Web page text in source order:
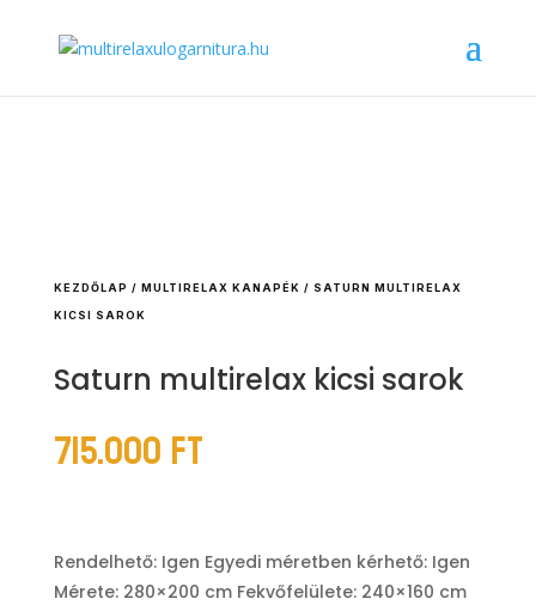
KEZDŐLAP / MULTIRELAX KANAPÉK / SATURN MULTIRELAX
KICSI SAROK
Saturn multirelax kicsi sarok
715.000Ft
Rendelhető: Igen Egyedi méretben kérhető: Igen
Mérete: 280×200 cm Fekvőfelülete: 240×160 cm